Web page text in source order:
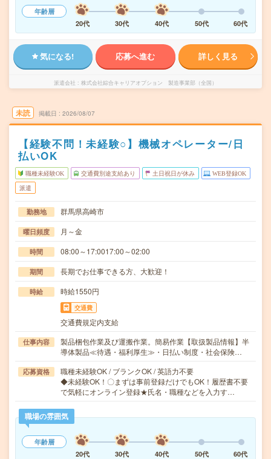
年齢層
20代
30代 40代 50代 60代
気になる! 応募へ進む 詳しく見る
派遣会社 株式会社綜合キャリアオプション 製造事業部（全国）
未読 掲載日 2026/08/07
【経験不問！未経験○】機械オペレーター/日
払いOK
職種未経験OK 交通費別途支給あり 土日祝日が休み WEB登録OK
派遣
勤務地 群馬県高崎市
曜日頻度 月～金
時間 08:00～17:0017:00～02:00
期間 長期でお仕事できる方、大歓迎！
時給 時給1550円
交通費
交通費規定内支給
仕事内容
製品梱包作業及び運搬作業。簡易作業【取扱製品情報】半
導体製品≪待遇・福利厚生≫・日払い制度・社会保険…
応募資格
職種未経験OK / ブランクOK / 英語力不要
◆未経験OK！〇まずは事前登録だけでもOK！履歴書不要
で気軽にオンライン登録★氏名・職種などを入力す…
職場の雰囲気
年齢層
20代
30代 40代 50代 60代